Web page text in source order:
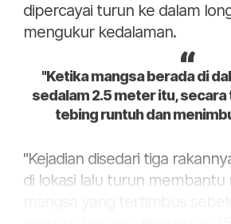
dipercayai turun ke dalam
mengukur kedalaman.
"Ketika mangsa berada di
sedalam 2.5 meter itu,
tebing runtuh dan
"Kejadian disedari tiga
di lokasi lalu turun membantu